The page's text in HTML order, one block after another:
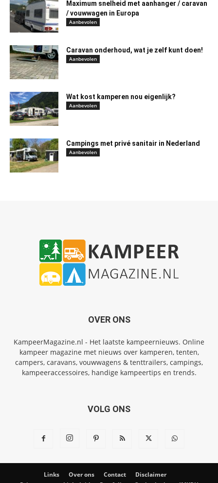
Maximum snelheid met aanhanger / caravan
/ vouwwagen in Europa
Aanbevolen
Caravan onderhoud, wat je zelf kunt doen!
Aanbevolen
Wat kost kamperen nou eigenlijk?
Aanbevolen
Campings met privé sanitair in Nederland
Aanbevolen
OVER ONS
KampeerMagazine.nl - Het laatste kampeernieuws. Online
kampeer magazine met nieuws over kamperen, tenten,
campers, caravans, vouwwagens & tenttrailers, campings,
kampeeraccessoires, handige kampeertips en trends.
VOLG ONS
Links Over ons Contact
Disclaimer